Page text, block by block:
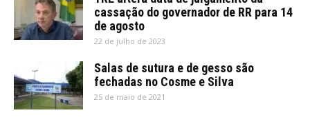
cassação do governador de RR para 14
de agosto
22 de julho de 2023
Salas de sutura e de gesso são
fechadas no Cosme e Silva
25 de maio de 2021